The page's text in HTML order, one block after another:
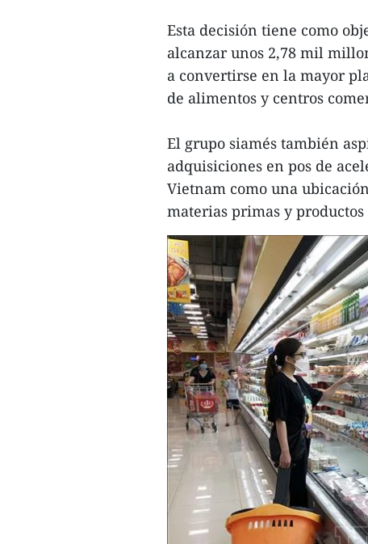
Esta decisión tiene como
alcanzar unos 2,78 mil
a convertirse en la mayor
de alimentos y centros
El grupo siamés también
adquisiciones en pos de
Vietnam como una
materias primas y